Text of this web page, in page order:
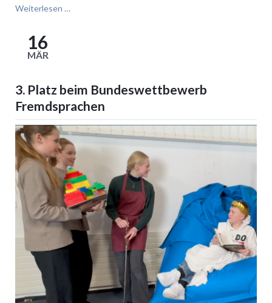
Weiterlesen …
16
MÄR
3. Platz beim Bundeswettbewerb
Fremdsprachen